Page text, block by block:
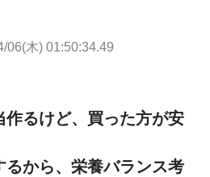
06(木) 01:50:34.49
作るけど、買った方が安
るから、栄養バランス考